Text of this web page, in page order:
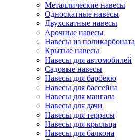
Металлические навесы
Односкатные навесы
Двухскатные навесы
Арочные навесы
Навесы из поликарбоната
Крытые навесы
Навесы для автомобилей
Садовые навесы
Навесы для барбекю
Навесы для бассейна
Навесы для мангала
Навесы для дачи
Навесы для террасы
Навесы для крыльца
Навесы для балкона